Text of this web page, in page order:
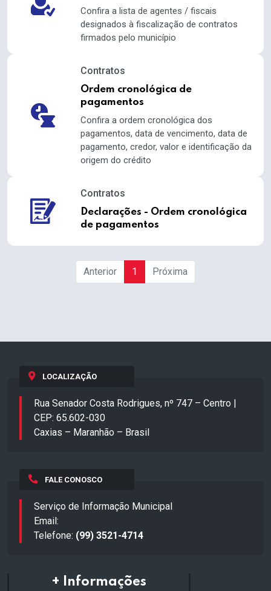
Confira a lista de agentes / fiscais
designados à fiscalização de contratos
firmados pelo município
Contratos
Ordem cronológica de
pagamentos
Confira a ordem cronológica dos
pagamentos, data de vencimento, data de
pagamento, credor, valor e identificação da
origem do crédito
Contratos
Declarações - Ordem cronológica
de pagamentos
Anterior 1 Próxima
LOCALIZAÇÃO
Rua Senador Costa Rodrigues, nº 747 – Centro |
CEP: 65.602-030
Caxias – Maranhão – Brasil
FALE CONOSCO
Serviço de Informação Municipal
Email:
Telefone: (99) 3521-4714
+ Informações